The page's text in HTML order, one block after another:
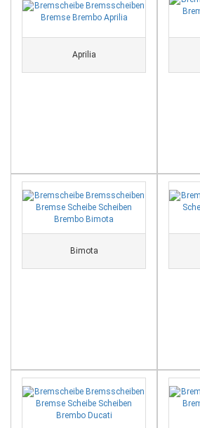
Aprilia
Bimota